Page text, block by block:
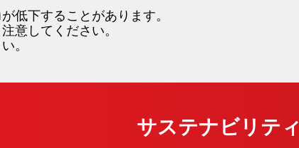
低下することがあります。
意してください。
。
サステナビリティ